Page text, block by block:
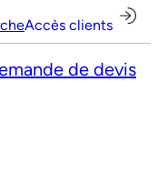
Accès clients
de devis